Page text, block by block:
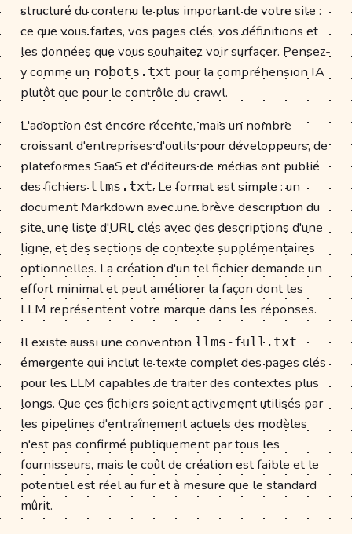
structuré du contenu le plus important de votre site :
ce que vous faites, vos pages clés, vos définitions et
les données que vous souhaitez voir surfacer. Pensez-
y comme un robots.txt pour la compréhension IA
plutôt que pour le contrôle du crawl.
L'adoption est encore récente, mais un nombre
croissant d'entreprises d'outils pour développeurs, de
plateformes SaaS et d'éditeurs de médias ont publié
des fichiersllms.txt. Le format est simple : un
document Markdown avec une brève description du
site, une liste d'URL clés avec des descriptions d'une
ligne, et des sections de contexte supplémentaires
optionnelles. La création d'un tel fichier demande un
effort minimal et peut améliorer la façon dont les
LLM représentent votre marque dans les réponses.
Il existe aussi une convention llms-full.txt
émergente qui inclut le texte complet des pages clés
pour les LLM capables de traiter des contextes plus
longs. Que ces fichiers soient activement utilisés par
les pipelines d'entraînement actuels des modèles
n'est pas confirmé publiquement par tous les
fournisseurs, mais le coût de création est faible et le
potentiel est réel au fur et à mesure que le standard
mûrit.